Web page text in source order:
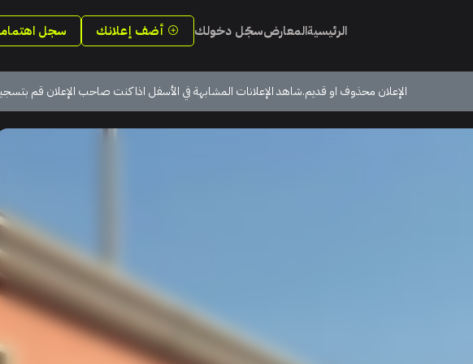
الرئيسيةالمعارضسجّل دخولك أضف إعلانك سجل
الإعلان محذوف او قديم.شاهد الإعلانات المشابهة في الأسفل اذا كنت صاحب الإعلان قم